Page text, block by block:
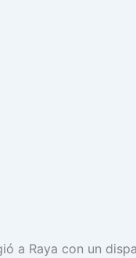
a Raya con un